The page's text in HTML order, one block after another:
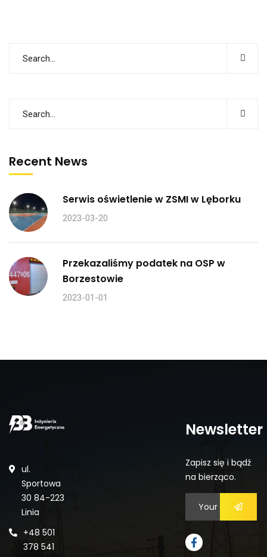
Recent News
Serwis oświetlenie w ZSMI w Lęborku
2023-03-20
Przekazaliśmy podatek na OSP w
Borzestowie
2023-01-01
ul.
Sportowa
30 84-223
Linia
+48 501
378 541
Newsletter
Zapisz się i bądź
na bierząco.